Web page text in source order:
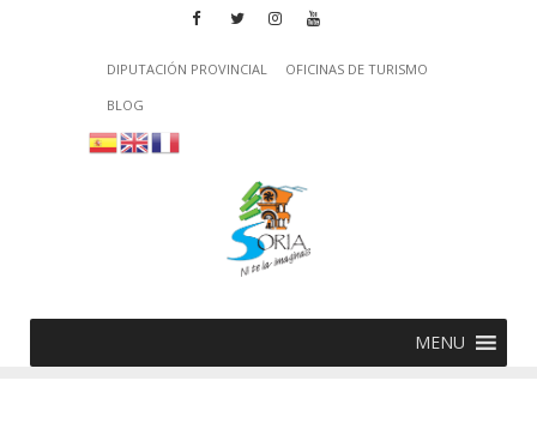
DIPUTACIÓN PROVINCIAL
OFICINAS DE TURISMO
BLOG
MENU